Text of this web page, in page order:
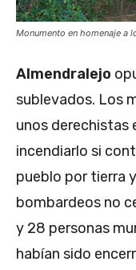
Monumento en homenaje a
Almendralejo
sublevados. Los
unos derechistas
incendiarlo si
pueblo por tierra
bombardeos no
y 28 personas
habían sido